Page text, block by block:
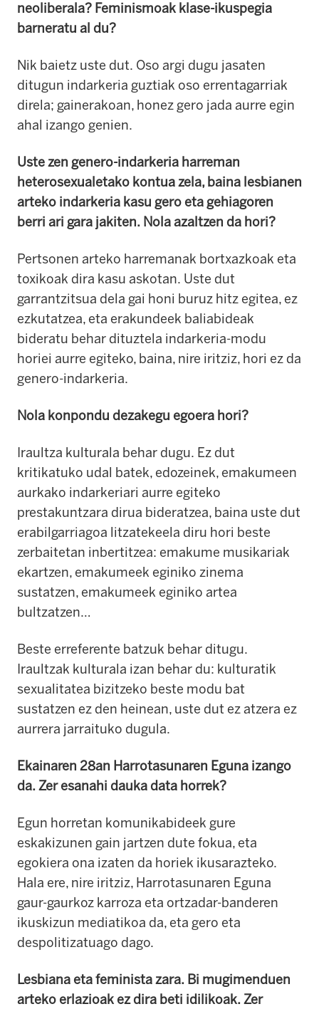
neoliberala? Feminismoak klase-ikuspegia
barneratu al du?
Nik baietz uste dut. Oso argi dugu jasaten
ditugun indarkeria guztiak oso errentagarriak
direla; gainerakoan, honez gero jada aurre egin
ahal izango genien.
Uste zen genero-indarkeria harreman
heterosexualetako kontua zela, baina lesbianen
arteko indarkeria kasu gero eta gehiagoren
berri ari gara jakiten. Nola azaltzen da hori?
Pertsonen arteko harremanak bortxazkoak eta
toxikoak dira kasu askotan. Uste dut
garrantzitsua dela gai honi buruz hitz egitea, ez
ezkutatzea, eta erakundeek baliabideak
bideratu behar dituztela indarkeria-modu
horiei aurre egiteko, baina, nire iritziz, hori ez da
genero-indarkeria.
Nola konpondu dezakegu egoera hori?
Iraultza kulturala behar dugu. Ez dut
kritikatuko udal batek, edozeinek, emakumeen
aurkako indarkeriari aurre egiteko
prestakuntzara dirua bideratzea, baina uste dut
erabilgarriagoa litzatekeela diru hori beste
zerbaitetan inbertitzea: emakume musikariak
ekartzen, emakumeek eginiko zinema
sustatzen, emakumeek eginiko artea
bultzatzen…
Beste erreferente batzuk behar ditugu.
Iraultzak kulturala izan behar du: kulturatik
sexualitatea bizitzeko beste modu bat
sustatzen ez den heinean, uste dut ez atzera ez
aurrera jarraituko dugula.
Ekainaren 28an Harrotasunaren Eguna izango
da. Zer esanahi dauka data horrek?
Egun horretan komunikabideek gure
eskakizunen gain jartzen dute fokua, eta
egokiera ona izaten da horiek ikusarazteko.
Hala ere, nire iritziz, Harrotasunaren Eguna
gaur-gaurkoz karroza eta ortzadar-banderen
ikuskizun mediatikoa da, eta gero eta
despolitizatuago dago.
Lesbiana eta feminista zara. Bi mugimenduen
arteko erlazioak ez dira beti idilikoak. Zer